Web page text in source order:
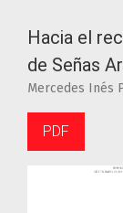
Hacia el
de Señas
Mercedes Inés
PDF